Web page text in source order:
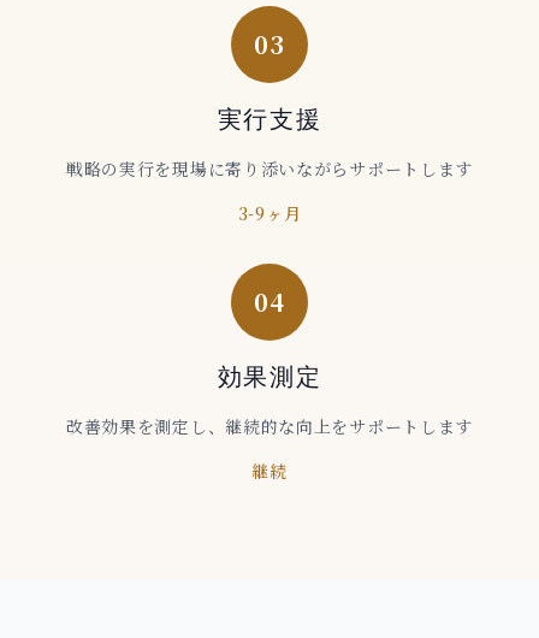
03
実行支援
戦略の実行を現場に寄り添いながらサポートします
3-9ヶ月
04
効果測定
改善効果を測定し、継続的な向上をサポートします
継続